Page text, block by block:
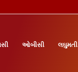
ઓબીસી લઘુમતી